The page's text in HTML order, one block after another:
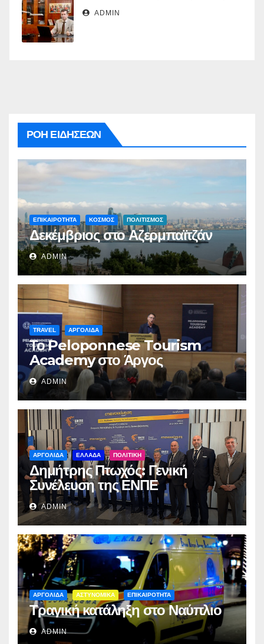
ADMIN
ΡΟΗ ΕΙΔΗΣΕΩΝ
ΕΠΙΚΑΙΡΟΤΗΤΑ ΚΟΣΜΟΣ ΠΟΛΙΤΙΣΜΟΣ
Δεκέμβριος στο Αζερμπαϊτζάν
ADMIN
TRAVEL ΑΡΓΟΛΙΔΑ
Το Peloponnese Tourism
Academy στο Άργος
ADMIN
ΑΡΓΟΛΙΔΑ ΕΛΛΑΔΑ ΠΟΛΙΤΙΚΗ
Δημήτρης Πτωχός: Γενική
Συνέλευση της ΕΝΠΕ
ADMIN
ΑΡΓΟΛΙΔΑ ΑΣΤΥΝΟΜΙΚΑ ΕΠΙΚΑΙΡΟΤΗΤΑ
Τραγική κατάληξη στο Ναύπλιο
ADMIN